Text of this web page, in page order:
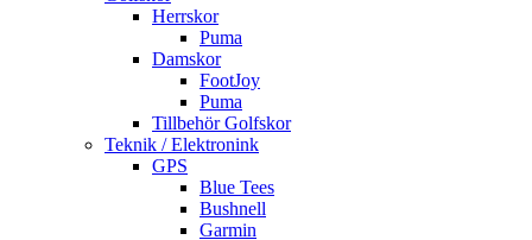
Herrskor
Puma
Damskor
FootJoy
Puma
Tillbehör Golfskor
Teknik / Elektronink
GPS
Blue Tees
Bushnell
Garmin